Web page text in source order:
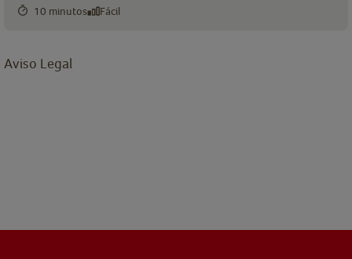
10 minutos Fácil
Aviso Legal